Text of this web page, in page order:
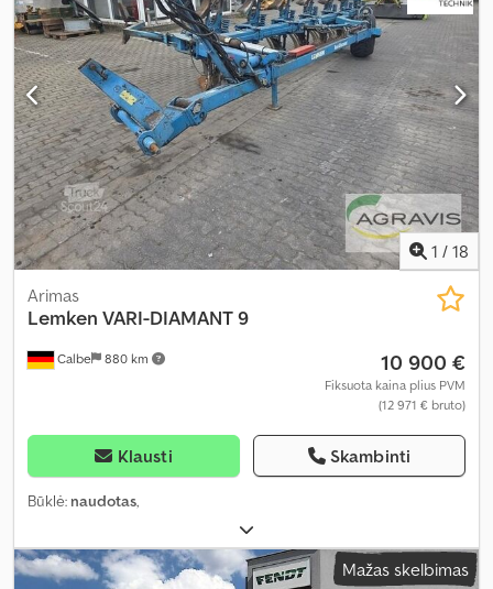
1 / 18
Calbe 880 km
Arimas
Lemken VARI-DIAMANT 9
10 900 €
Fiksuota kaina plius PVM
(12 971 € bruto)
Klausti Skambinti
Būklė: naudotas,
Mažas skelbimas